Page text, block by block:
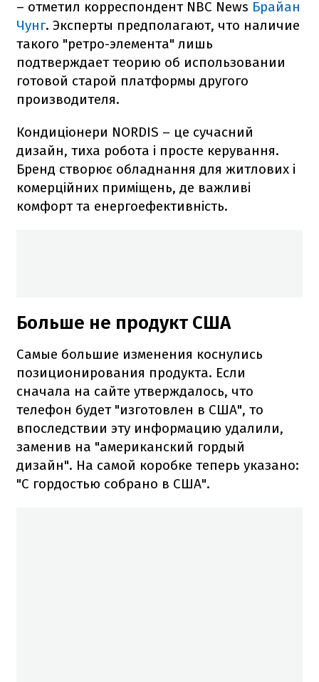
– отметил корреспондент NBC News Брайан
Чунг. Эксперты предполагают, что наличие
такого "ретро-элемента" лишь
подтверждает теорию об использовании
готовой старой платформы другого
производителя.
Кондиціонери NORDIS – це сучасний
дизайн, тиха робота і просте керування.
Бренд створює обладнання для житлових і
комерційних приміщень, де важливі
комфорт та енергоефективність.
Больше не продукт США
Самые большие изменения коснулись
позиционирования продукта. Если
сначала на сайте утверждалось, что
телефон будет "изготовлен в США", то
впоследствии эту информацию удалили,
заменив на "американский гордый
дизайн". На самой коробке теперь указано:
"С гордостью собрано в США".